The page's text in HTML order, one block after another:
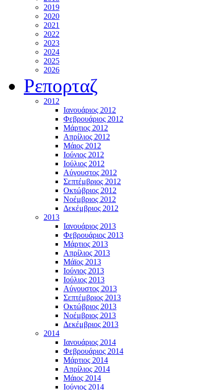
2019
2020
2021
2022
2023
2024
2025
2026
Ρεπορταζ
2012
Ιανουάριος 2012
Φεβρουάριος 2012
Μάρτιος 2012
Απρίλιος 2012
Μάιος 2012
Ιούνιος 2012
Ιούλιος 2012
Αύγουστος 2012
Σεπτέμβριος 2012
Οκτώβριος 2012
Νοέμβριος 2012
Δεκέμβριος 2012
2013
Ιανουάριος 2013
Φεβρουάριος 2013
Μάρτιος 2013
Απρίλιος 2013
Μάϊος 2013
Ιούνιος 2013
Ιούλιος 2013
Αύγουστος 2013
Σεπτέμβριος 2013
Οκτώβριος 2013
Νοέμβριος 2013
Δεκέμβριος 2013
2014
Ιανουάριος 2014
Φεβρουάριος 2014
Μάρτιος 2014
Απρίλιος 2014
Μάιος 2014
Ιούνιος 2014